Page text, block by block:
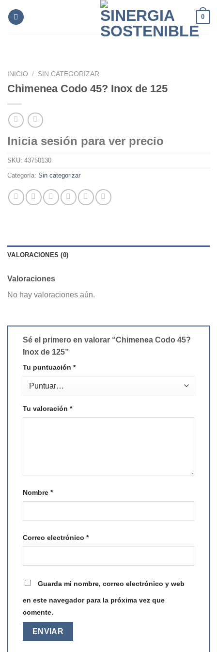
0
INICIO / SIN CATEGORIZAR
Chimenea Codo 45? Inox de 125
Inicia sesión para ver precio
SKU: 43750130
Categoría: Sin categorizar
VALORACIONES (0)
Valoraciones
No hay valoraciones aún.
Sé el primero en valorar “Chimenea Codo 45?
Inox de 125”
Tu puntuación *
Tu valoración *
Nombre *
Correo electrónico *
Guarda mi nombre, correo electrónico y web
en este navegador para la próxima vez que
comente.